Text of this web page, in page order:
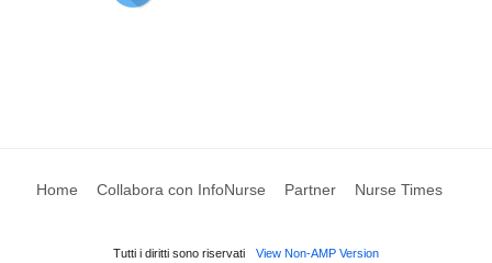
Home Collabora con InfoNurse Partner Nurse Times
Tutti i diritti sono riservati View Non-AMP Version